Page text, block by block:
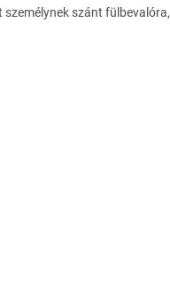
személynek szánt fülbevalóra,